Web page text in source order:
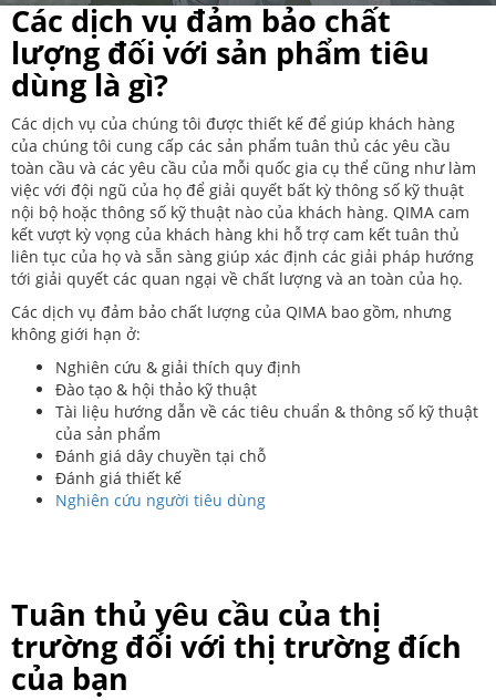
Các dịch vụ đảm bảo chất
lượng đối với sản phẩm tiêu
dùng là gì?
Các dịch vụ của chúng tôi được thiết kế để giúp khách hàng
của chúng tôi cung cấp các sản phẩm tuân thủ các yêu cầu
toàn cầu và các yêu cầu của mỗi quốc gia cụ thể cũng như làm
việc với đội ngũ của họ để giải quyết bất kỳ thông số kỹ thuật
nội bộ hoặc thông số kỹ thuật nào của khách hàng. QIMA cam
kết vượt kỳ vọng của khách hàng khi hỗ trợ cam kết tuân thủ
liên tục của họ và sẵn sàng giúp xác định các giải pháp hướng
tới giải quyết các quan ngại về chất lượng và an toàn của họ.
Các dịch vụ đảm bảo chất lượng của QIMA bao gồm, nhưng
không giới hạn ở:
Nghiên cứu & giải thích quy định
Đào tạo & hội thảo kỹ thuật
Tài liệu hướng dẫn về các tiêu chuẩn & thông số kỹ thuật
của sản phẩm
Đánh giá dây chuyền tại chỗ
Đánh giá thiết kế
Nghiên cứu người tiêu dùng
Tuân thủ yêu cầu của thị
trường đối với thị trường đích
của bạn